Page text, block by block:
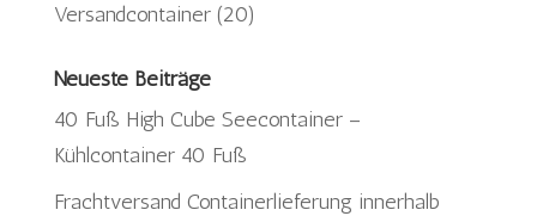
Versandcontainer (20)
Neueste Beiträge
40 Fuß High Cube Seecontainer –
Kühlcontainer 40 Fuß
Frachtversand Containerlieferung innerhalb